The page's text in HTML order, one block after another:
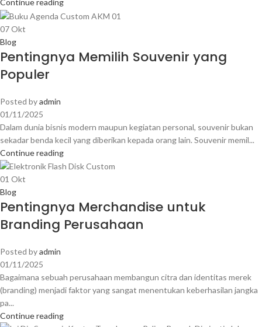
Continue reading
07Okt
Blog
Pentingnya Memilih Souvenir yang
Populer
Posted byadmin
01/11/2025
Dalam dunia bisnis modern maupun kegiatan personal, souvenir bukan
sekadar benda kecil yang diberikan kepada orang lain. Souvenir memil...
Continue reading
01 Okt
Blog
Pentingnya Merchandise untuk
Branding Perusahaan
Posted byadmin
01/11/2025
Bagaimana sebuah perusahaan membangun citra dan identitas merek
(branding) menjadi faktor yang sangat menentukan keberhasilan jangka
pa...
Continue reading